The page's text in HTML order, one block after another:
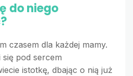
do niego
czasem dla każdej mamy.
się pod sercem
istotkę, dbając o nią już